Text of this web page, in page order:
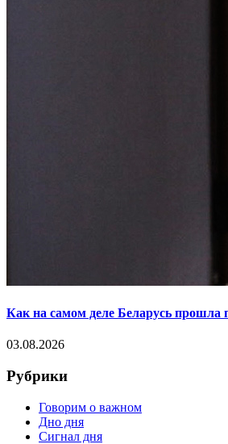
Как на самом деле Беларусь
03.08.2026
Рубрики
Говорим о важном
Дно дня
Сигнал дня